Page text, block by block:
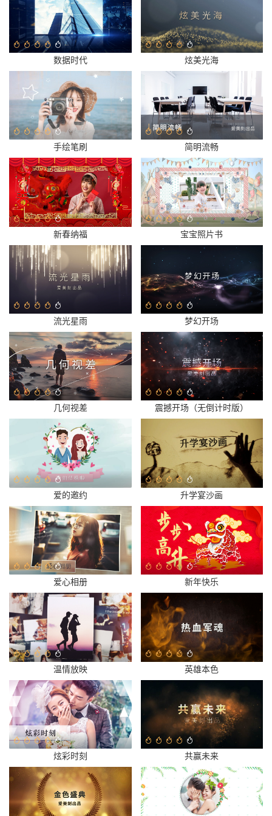
数据时代 炫美光海
手绘笔刷 简明流畅
新春纳福 宝宝照片书
流光星雨 梦幻开场
几何视差 震撼开场（无倒计时版）
爱的邀约 升学宴沙画
爱心相册 新年快乐
温情放映 英雄本色
炫彩时刻 共赢未来